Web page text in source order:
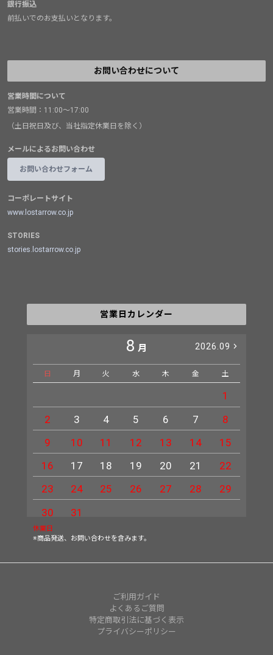
銀行振込
前払いでのお支払いとなります。
お問い合わせについて
営業時間について
営業時間：11:00～17:00
（土日祝日及び、当社指定休業日を除く）
メールによるお問い合わせ
お問い合わせフォーム
コーポレートサイト
www.lostarrow.co.jp
STORIES
stories.lostarrow.co.jp
営業日カレンダー
8 月 2026.09
日 月 火 水 木 金 土
1
2
3 4 5 6 7
8
9
10 11 12 13 14
15
16
17 18 19 20 21
22
23
24 25 26 27 28
29
30
31
休業日
※商品発送、お問い合わせを含みます。
ご利用ガイド
よくあるご質問
特定商取引法に基づく表示
プライバシーポリシー